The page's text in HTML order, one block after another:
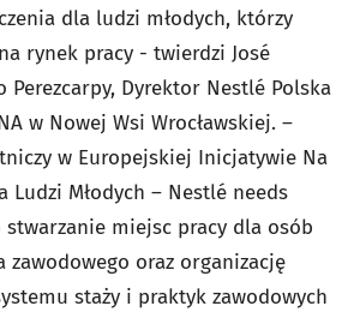
dla ludzi młodych, którzy
rynek pracy - twierdzi José
Perezcarpy, Dyrektor Nestlé Polska
w Nowej Wsi Wrocławskiej. –
w Europejskiej Inicjatywie Na
Ludzi Młodych – Nestlé needs
stwarzanie miejsc pracy dla osób
zawodowego oraz organizację
staży i praktyk zawodowych